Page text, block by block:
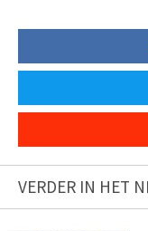
VERDER IN HET